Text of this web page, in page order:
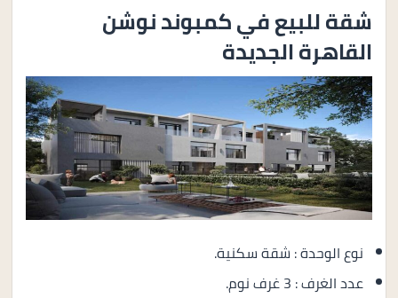
شقة للبيع في كمبوند نوشن
القاهرة الجديدة
نوع الوحدة : شقة سكنية.
عدد الغرف : 3 غرف نوم.